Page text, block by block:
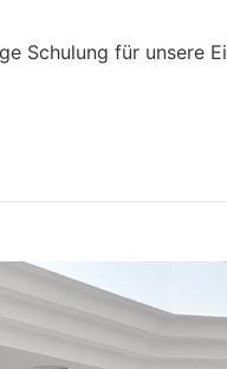
Schulung für